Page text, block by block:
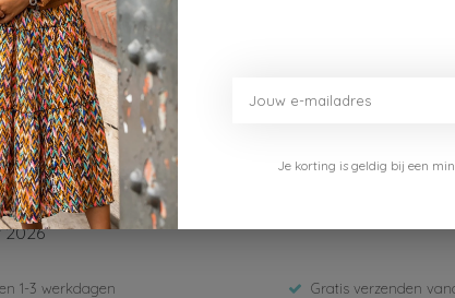
911-Cheery Flower
2026
1-3 werkdagen Gratis verzenden
Je korting is geldig bij een